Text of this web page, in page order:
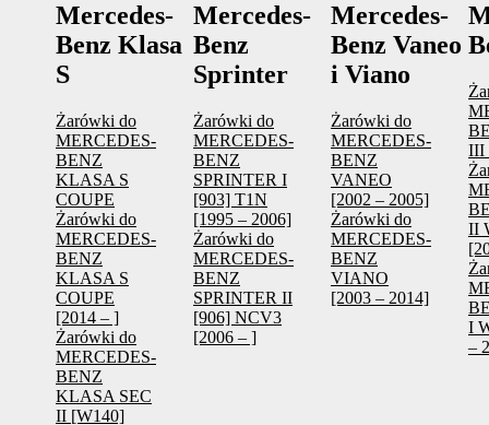
Mercedes-
Benz Klasa
S
Żarówki do
MERCEDES-
BENZ
KLASA S
COUPE
Żarówki do
MERCEDES-
BENZ
KLASA S
COUPE
[2014 – ]
Żarówki do
MERCEDES-
BENZ
KLASA SEC
II [W140]
Mercedes-
Benz
Sprinter
Żarówki do
MERCEDES-
BENZ
SPRINTER I
[903] T1N
[1995 – 2006]
Żarówki do
MERCEDES-
BENZ
SPRINTER II
[906] NCV3
[2006 – ]
Mercedes-
Benz Vaneo
i Viano
Żarówki do
MERCEDES-
BENZ
VANEO
[2002 – 2005]
Żarówki do
MERCEDES-
BENZ
VIANO
[2003 – 2014]
III
II
I
–